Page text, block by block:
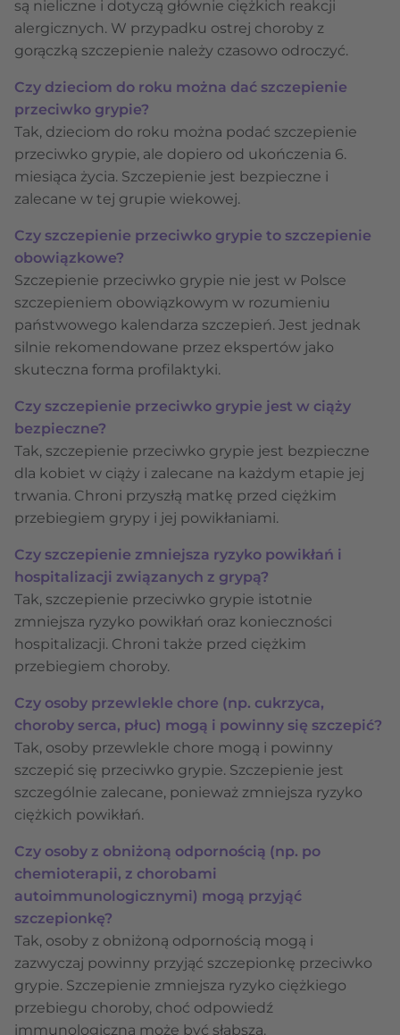
są nieliczne i dotyczą głównie ciężkich reakcji
alergicznych. W przypadku ostrej choroby z
gorączką szczepienie należy czasowo odroczyć.
Czy dzieciom do roku można dać szczepienie
przeciwko grypie?
Tak, dzieciom do roku można podać szczepienie
przeciwko grypie, ale dopiero od ukończenia 6.
miesiąca życia. Szczepienie jest bezpieczne i
zalecane w tej grupie wiekowej.
Czy szczepienie przeciwko grypie to szczepienie
obowiązkowe?
Szczepienie przeciwko grypie nie jest w Polsce
szczepieniem obowiązkowym w rozumieniu
państwowego kalendarza szczepień. Jest jednak
silnie rekomendowane przez ekspertów jako
skuteczna forma profilaktyki.
Czy szczepienie przeciwko grypie jest w ciąży
bezpieczne?
Tak, szczepienie przeciwko grypie jest bezpieczne
dla kobiet w ciąży i zalecane na każdym etapie jej
trwania. Chroni przyszłą matkę przed ciężkim
przebiegiem grypy i jej powikłaniami.
Czy szczepienie zmniejsza ryzyko powikłań i
hospitalizacji związanych z grypą?
Tak, szczepienie przeciwko grypie istotnie
zmniejsza ryzyko powikłań oraz konieczności
hospitalizacji. Chroni także przed ciężkim
przebiegiem choroby.
Czy osoby przewlekle chore (np. cukrzyca,
choroby serca, płuc) mogą i powinny się szczepić?
Tak, osoby przewlekle chore mogą i powinny
szczepić się przeciwko grypie. Szczepienie jest
szczególnie zalecane, ponieważ zmniejsza ryzyko
ciężkich powikłań.
Czy osoby z obniżoną odpornością (np. po
chemioterapii, z chorobami
autoimmunologicznymi) mogą przyjąć
szczepionkę?
Tak, osoby z obniżoną odpornością mogą i
zazwyczaj powinny przyjąć szczepionkę przeciwko
grypie. Szczepienie zmniejsza ryzyko ciężkiego
przebiegu choroby, choć odpowiedź
immunologiczna może być słabsza.